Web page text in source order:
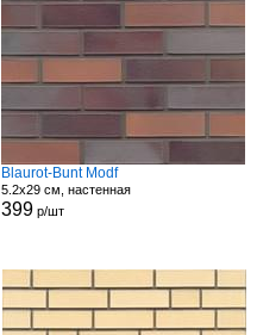
Blaurot-Bunt Modf
5.2x29 см, настенная
399 р/шт